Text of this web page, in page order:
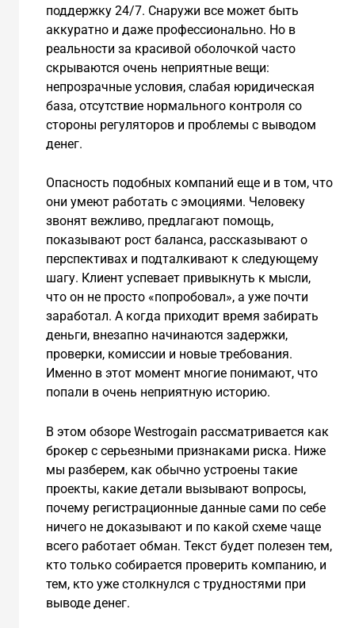
поддержку 24/7. Снаружи все может быть
аккуратно и даже профессионально. Но в
реальности за красивой оболочкой часто
скрываются очень неприятные вещи:
непрозрачные условия, слабая юридическая
база, отсутствие нормального контроля со
стороны регуляторов и проблемы с выводом
денег.
Опасность подобных компаний еще и в том, что
они умеют работать с эмоциями. Человеку
звонят вежливо, предлагают помощь,
показывают рост баланса, рассказывают о
перспективах и подталкивают к следующему
шагу. Клиент успевает привыкнуть к мысли,
что он не просто «попробовал», а уже почти
заработал. А когда приходит время забирать
деньги, внезапно начинаются задержки,
проверки, комиссии и новые требования.
Именно в этот момент многие понимают, что
попали в очень неприятную историю.
В этом обзоре Westrogain рассматривается как
брокер с серьезными признаками риска. Ниже
мы разберем, как обычно устроены такие
проекты, какие детали вызывают вопросы,
почему регистрационные данные сами по себе
ничего не доказывают и по какой схеме чаще
всего работает обман. Текст будет полезен тем,
кто только собирается проверить компанию, и
тем, кто уже столкнулся с трудностями при
выводе денег.